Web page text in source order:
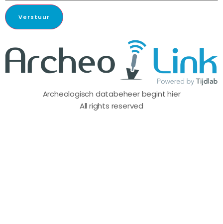
Verstuur
Archeologisch databeheer begint hier
All rights reserved